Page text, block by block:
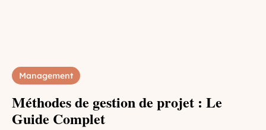
Management
Méthodes de gestion de projet : Le
Guide Complet